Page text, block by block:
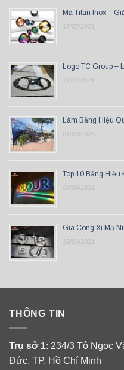
Mạ Titan Inox –
17/07/2021
Logo TC Group –
11/07/2024
Làm Bảng Hiệu
01/03/2026
Top 10 Bảng
08/06/2021
Gia Công Xi Mạ
22/06/2021
THÔNG TIN
Trụ sở 1: 234/3 Tô Ngọc
Đức, TP. Hồ Chí Minh